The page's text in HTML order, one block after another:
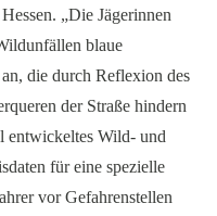
„Die Jägerinnen
blaue
die durch Reflexion des
der Straße hindern
entwickeltes Wild- und
für eine spezielle
vor Gefahrenstellen